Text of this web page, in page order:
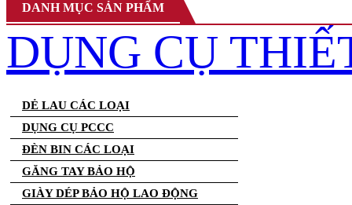
DANH MỤC SẢN PHẨM
DỤNG CỤ
DẺ LAU CÁC LOẠI
DỤNG CỤ PCCC
ĐÈN BIN CÁC LOẠI
GĂNG TAY BẢO HỘ
GIÀY DÉP BẢO HỘ LAO ĐỘNG